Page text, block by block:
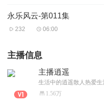
永乐风云-第011集
232 06:00
主播信息
主播逍遥
生活中的逍遥散人热爱生
1.56万